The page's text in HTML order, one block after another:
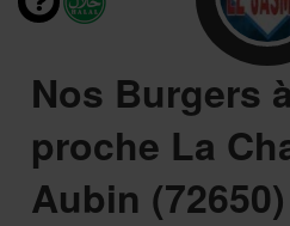
Nos Burgers
proche La
Aubin (72650)